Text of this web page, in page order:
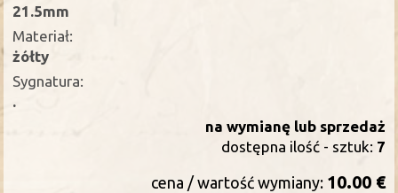
21.5mm
Materiał:
żółty
Sygnatura:
.
na wymianę lub sprzedaż
dostępna ilość - sztuk: 7
cena / wartość wymiany: 10.00 €